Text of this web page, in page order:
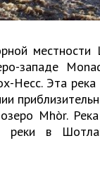
местности
западе
Несс. Эта
Mhòr.
реки в